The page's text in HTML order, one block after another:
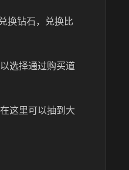
换钻石，兑换比
选择通过购买道
这里可以抽到大